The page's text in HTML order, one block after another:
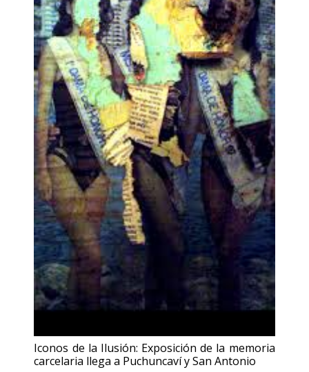
Iconos de la Ilusión: Exposición de la memoria
carcelaria llega a Puchuncaví y San Antonio